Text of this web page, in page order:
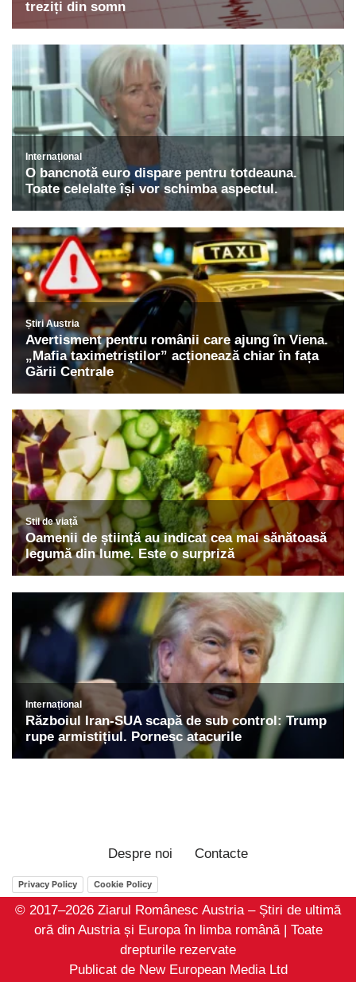
Despre noi Contacte
Privacy Policy Cookie Policy
© 2017–2026 Ziarul Românesc Austria – Știri de ultimă
oră din Austria și Europa în limba română | Toate
drepturile rezervate
Publicat de New European Media Ltd